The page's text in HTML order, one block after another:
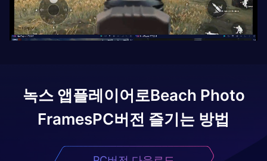
녹스 앱플레이어로Beach Photo
FramesPC버전 즐기는 방법